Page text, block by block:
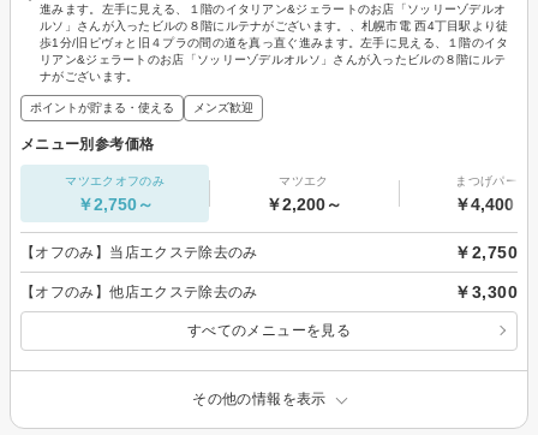
進みます。左手に見える、１階のイタリアン&ジェラートのお店「ソッリーゾデルオ
ルソ」さんが入ったビルの８階にルテナがございます。、札幌市電 西4丁目駅より徒
歩1分/旧ピヴォと旧４プラの間の道を真っ直ぐ進みます。左手に見える、１階のイタ
リアン&ジェラートのお店「ソッリーゾデルオルソ」さんが入ったビルの８階にルテ
ナがございます。
ポイントが貯まる・使える メンズ歓迎
メニュー別参考価格
マツエクオフのみ
￥2,750～
マツエク
￥2,200～
まつげパーマ
￥4,400～
【オフのみ】当店エクステ除去のみ ￥2,750
【オフのみ】他店エクステ除去のみ ￥3,300
すべてのメニューを見る
その他の情報を表示